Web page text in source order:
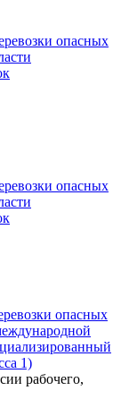
опасных
опасных
опасных
1)
рабочего,